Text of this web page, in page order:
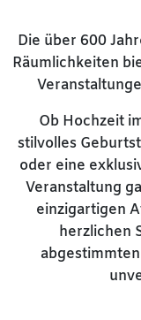
Die über 600
Räumlichkeiten
Ob Hochzeit
stilvolles
oder eine
Veranstaltung
einzigartigen
herzlichen